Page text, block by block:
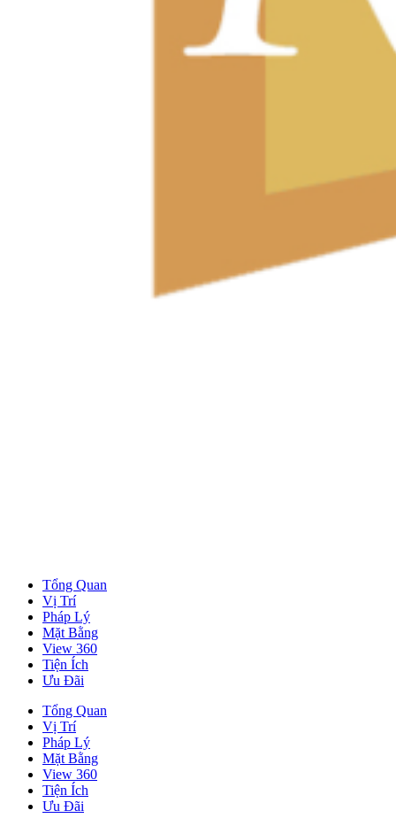
Tổng Quan
Vị Trí
Pháp Lý
Mặt Bằng
View 360
Tiện Ích
Ưu Đãi
Tổng Quan
Vị Trí
Pháp Lý
Mặt Bằng
View 360
Tiện Ích
Ưu Đãi